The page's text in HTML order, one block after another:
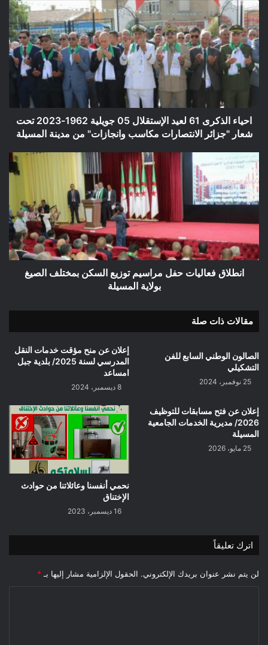
احياء
الذكرى
61
لعيد
الإستقلال
05
تحت
شعار
الانتصارات
مكاسب
وانجازات"
من
مدينة
احياء الذكرى 61 لعيد الإستقلال 05 جويلية 1962-2023 تحت
شعار "جزائر الانتصارات مكاسب وانجازات" من مدينة المسيلة
انطلاق
فعاليات
حفل
مراسيم
توزيع
السكن
الصيغ
بولاية
المسيلةانطلاق فعاليات حفل مراسيم توزيع السكن بمختلف الصيغ
بولاية المسيلة
مقالات ذات صلة
الصالون الوطني السابع للفن
التشكيلي
25 نوفمبر، 2024
إعلان عن منح مؤقت خدمات النقل
المدرسي لسنة 2025/ بلدية جبل
امساعد
8 ديسمبر، 2024
إعلان عن فتح مسابقات للتوظيف
2026/ مديرية الخدمات الجامعية
المسيلة
25 مايو، 2026
نحمي أنفسنا وعائلاتنا من حوادث
الإختناق
16 ديسمبر، 2023
اترك تعليقاً
لن يتم نشر عنوان بريدك الإلكتروني. الحقول الإلزامية مشار إليها بـ *